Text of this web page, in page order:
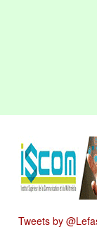
Tweets by